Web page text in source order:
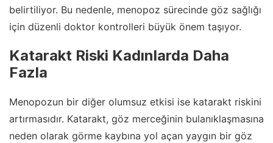
belirtiliyor. Bu nedenle, menopoz sürecinde göz sağlığı
için düzenli doktor kontrolleri büyük önem taşıyor.
Katarakt Riski Kadınlarda Daha
Fazla
Menopozun bir diğer olumsuz etkisi ise katarakt riskini
artırmasıdır. Katarakt, göz merceğinin bulanıklaşmasına
neden olarak görme kaybına yol açan yaygın bir göz